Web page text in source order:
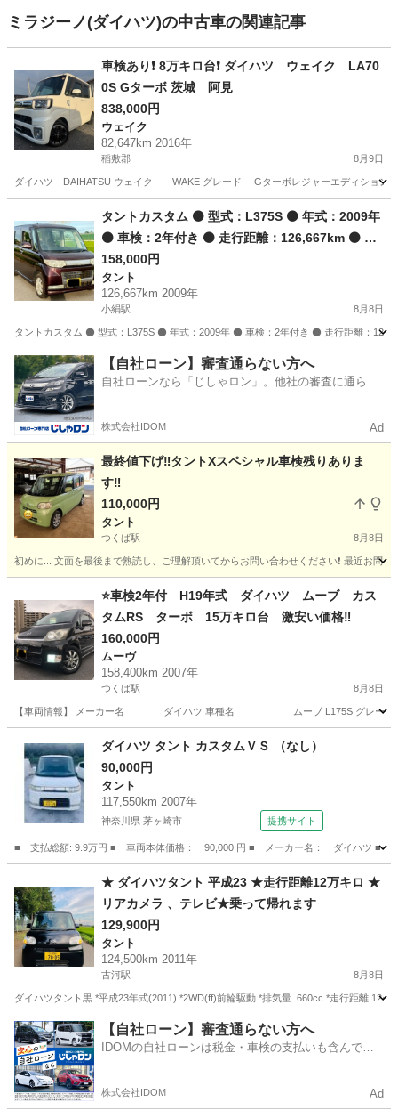
ミラジーノ(ダイハツ)の中古車の関連記事
車検あり❗️ 8万キロ台❗️ ダイハツ ウェイク LA70
0S Gターボ 茨城 阿見
838,000円
ウェイク
82,647km 2016年
稲敷郡 8月9日
ダイハツ DAIHATSU ウェイク WAKE グレード Gターボレジャーエディシ
ウェイク ワゴンR
タントカスタム ⚫️ 型式：L375S ⚫️ 年式：2009年
⚫️ 車検：2年付き ⚫️ 走行距離：126,667km ⚫️ ナ
ビゲーション ⚫️ 電動スライドドア ⚫️ エアコン ⚫️
パワーウィンドウ ⚫️ 電動格納ミラー ⚫️ 禁煙車・
ペット同乗歴なし ⚫️ その他装備あり
158,000円
タント
126,667km 2009年
小絹駅 8月8日
タントカスタム ⚫️ 型式：L375S ⚫️ 年式：2009年 ⚫️ 車検：2年付き ⚫️ 走行距離：
茨城 常総市 小絹駅 タント 走行距離
【自社ローン】審査通らない方へ
自社ローンなら「じしゃロン」。他社の審査に通らな
株式会社IDOM Ad
最終値下げ‼️タントXスペシャル車検残りありま
す‼️
110,000円
タント
つくば駅 8月8日
初めに... 文面を最後まで熟読し、ご理解頂いてからお問い合わせください❗️ 最近お
つくば駅 タント 車両
⭐️車検2年付 H19年式 ダイハツ ムーブ カス
タムRS ターボ 15万キロ台 激安い価格‼️
160,000円
ムーヴ
158,400km 2007年
つくば駅 8月8日
【車両情報】 メーカー名 ダイハツ 車種名 ムーブ L175S
つくば駅 ムーヴ
ダイハツ タント カスタムＶＳ （なし）
90,000円
タント
117,550km 2007年
神奈川県 茅ヶ崎市 提携サイト
■ 支払総額: 9.9万円 ■ 車両本体価格： 90,000 円 ■ メーカー名： ダイハツ ■
茅ヶ崎市 タント
★ ダイハツタント 平成23 ★走行距離12万キロ ★
リアカメラ 、テレビ★乗って帰れます
129,900円
タント
124,500km 2011年
古河駅 8月8日
ダイハツタント黒 *平成23年式(2011) *2WD(ff)前輪駆動 *排気量. 660cc *走行距離
茨城 古河市 古河駅 タント
【自社ローン】審査通らない方へ
IDOMの自社ローンは税金・車検の支払いも含んでい
株式会社IDOM Ad